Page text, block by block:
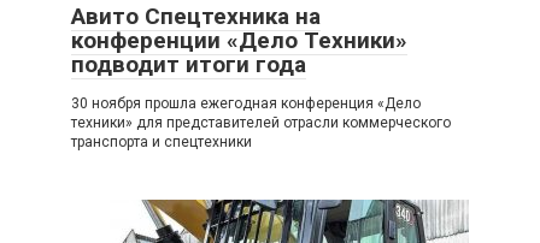
Авито Спецтехника на
конференции «Дело Техники»
подводит итоги года
30 ноября прошла ежегодная конференция «Дело
техники» для представителей отрасли коммерческого
транспорта и спецтехники